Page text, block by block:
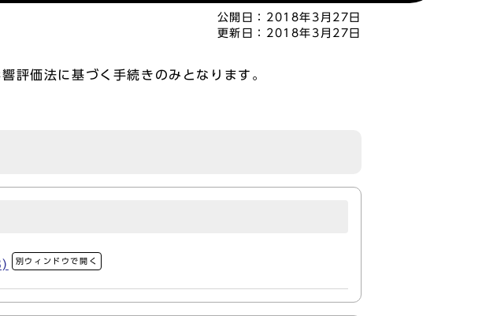
公開日： 2018年3月27日
更新日： 2018年3月27日
評価法に基づく手続きのみとなります。
別ウィンドウで開く